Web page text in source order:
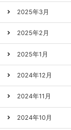
2025年3月
2025年2月
2025年1月
2024年12月
2024年11月
2024年10月